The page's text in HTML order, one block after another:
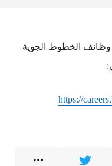
وظائف الخطوط الجوية
https://